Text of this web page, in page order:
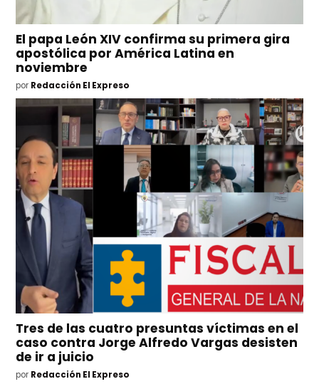
El papa León XIV confirma su primera gira
apostólica por América Latina en
noviembre
por Redacción El Expreso
Tres de las cuatro presuntas víctimas en el
caso contra Jorge Alfredo Vargas desisten
de ir a juicio
por Redacción El Expreso